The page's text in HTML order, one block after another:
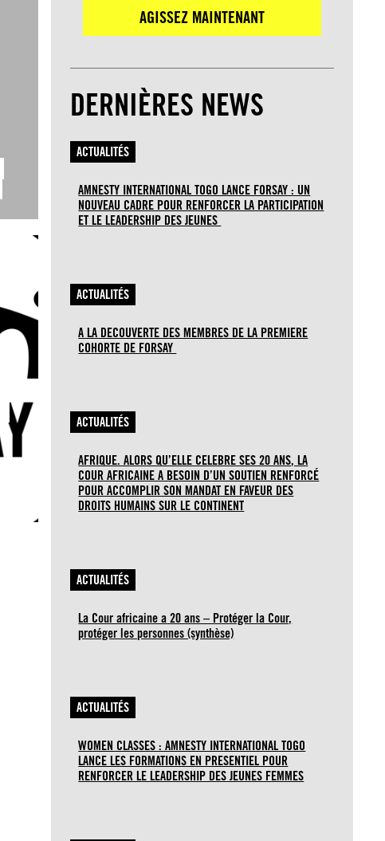
AGISSEZ MAINTENANT
DERNIÈRES NEWS
ACTUALITÉS
AMNESTY INTERNATIONAL TOGO LANCE FORSAY : UN
NOUVEAU CADRE POUR RENFORCER LA PARTICIPATION
ET LE LEADERSHIP DES JEUNES
ACTUALITÉS
A LA DECOUVERTE DES MEMBRES DE LA PREMIERE
COHORTE DE FORSAY
ACTUALITÉS
AFRIQUE. ALORS QU’ELLE CELEBRE SES 20 ANS, LA
COUR AFRICAINE A BESOIN D’UN SOUTIEN RENFORCÉ
POUR ACCOMPLIR SON MANDAT EN FAVEUR DES
DROITS HUMAINS SUR LE CONTINENT
ACTUALITÉS
La Cour africaine a 20 ans – Protéger la Cour,
protéger les personnes (synthèse)
ACTUALITÉS
WOMEN CLASSES : AMNESTY INTERNATIONAL TOGO
LANCE LES FORMATIONS EN PRESENTIEL POUR
RENFORCER LE LEADERSHIP DES JEUNES FEMMES